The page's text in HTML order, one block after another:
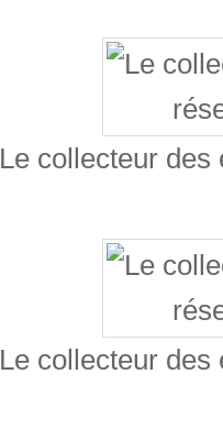
Le collecteur des
Le collecteur des